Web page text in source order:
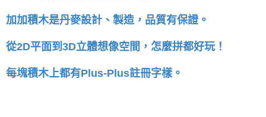
加加積木是丹麥設計、製造，品質有保證。
從2D平面到3D立體想像空間，怎麼拼都好玩！
每塊積木上都有Plus-Plus註冊字樣。